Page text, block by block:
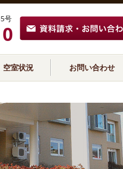
号
空室状況 お問い合わせ